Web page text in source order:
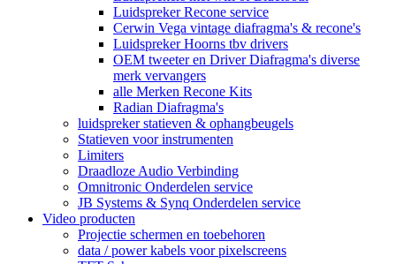
Luidspreker Recone service
Cerwin Vega vintage diafragma's & recone's
Luidspreker Hoorns tbv drivers
OEM tweeter en Driver Diafragma's diverse
merk vervangers
alle Merken Recone Kits
Radian Diafragma's
luidspreker statieven & ophangbeugels
Statieven voor instrumenten
Limiters
Draadloze Audio Verbinding
Omnitronic Onderdelen service
JB Systems & Synq Onderdelen service
Video producten
Projectie schermen en toebehoren
data / power kabels voor pixelscreens